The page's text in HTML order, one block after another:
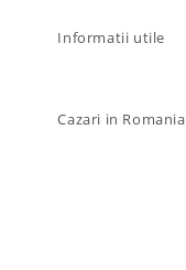
Informatii utile
Cazari in Romania